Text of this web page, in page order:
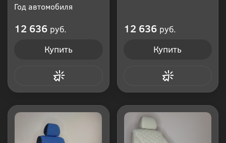
Год автомобиля
12 636 руб.
Купить
12 636 руб.
Купить